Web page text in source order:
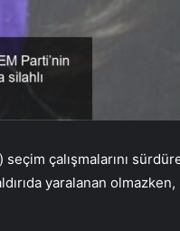
çalışmalarını
yaralanan